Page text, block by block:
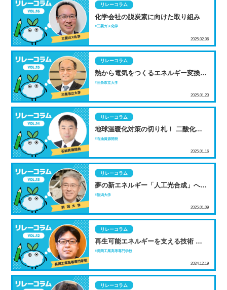
化学会社の脱炭素に向けた取り組み
リレーコラム
2025.02.06
三菱ガス化学
熱から電気をつくるエネルギー変換材
料の研究開発－未利用熱発電による温
リレーコラム
2025.01.23
三条市立大学
地球温暖化対策の切り札！ 二酸化炭素
を閉じ込めろ
リレーコラム
2025.01.16
石油資源開発
夢の新エネルギー「人工光合成」への
挑戦
リレーコラム
2025.01.09
新潟大学
再生可能エネルギーを支える技術 ～ア
ンサンブル予報～
リレーコラム
2024.12.19
長岡工業高等専門学校
リレーコラム